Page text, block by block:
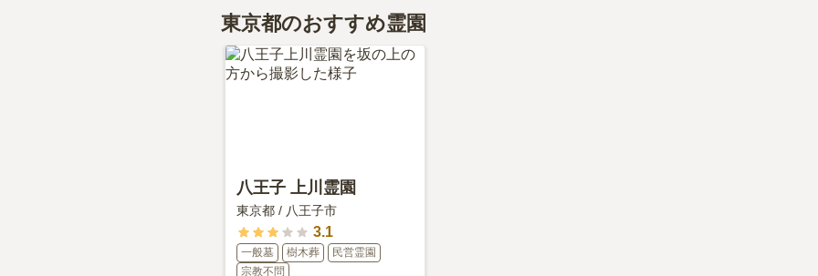
さい。
深妙寺 江戸川観音浄苑がある東京都の永代供養墓の相場価格は、約61万円です。
永代供養について詳しく知りたい方は『
東京都のおすすめ霊園
八王子 上川霊園
東京都 / 八王子市
3.1
一般墓 樹木葬
民営霊園
宗教不問